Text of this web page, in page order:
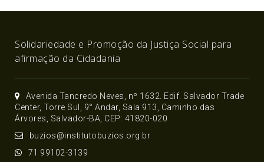
Solidariedade e Promoção da Justiça Social para
afirmação da Cidadania
Avenida Tancredo Neves, nº 1632. Edif. Salvador Trade
Center, Torre Sul, 9° Andar, Sala 913, Caminho das
Árvores, Salvador-BA, CEP: 41820-020
buzios@institutobuzios.org.br
71 99102-3139